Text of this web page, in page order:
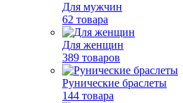
Для мужчин
62 товара
Для женщин
389 товаров
Рунические браслеты
144 товара